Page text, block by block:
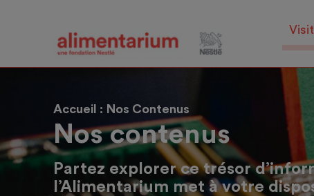
Accueil Nos Contenus
Nos contenus
Partez explorer ce trésor
l’Alimentarium met à votre